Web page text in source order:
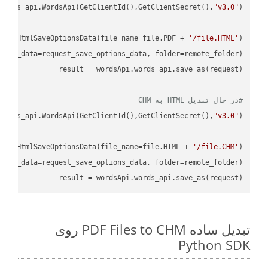
"v3.0"
+ '/file.HTML' )
folder=remote_folder)
result
#در حال تبدیل HTML به CHM
"v3.0"
+ '/file.CHM' )
folder=remote_folder)
result = wordsApi.words_api.save_as(request)
تبدیل ساده PDF Files to CHM روی
Python SDK